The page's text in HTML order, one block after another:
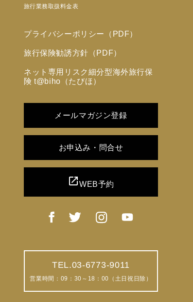
旅行業務取扱料金表
プライバシーポリシー（PDF）
旅行保険勧誘方針（PDF）
ネット専用リスク細分型海外旅行保
険 t@biho（たびほ）
メールマガジン登録
お申込み・問合せ
open_in_newWEB予約
TEL.03-6773-9011
営業時間：09：30～18：00（土日祝日除）